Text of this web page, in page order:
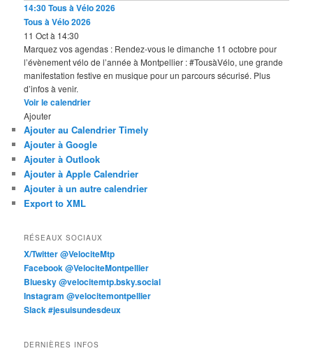
14:30Tous à Vélo 2026
Tous à Vélo 2026
11 Oct à 14:30
Marquez vos agendas : Rendez-vous le dimanche 11 octobre pour
l’évènement vélo de l’année à Montpellier : #TousàVélo, une grande
manifestation festive en musique pour un parcours sécurisé. Plus
d’infos à venir.
Voir le calendrier
Ajouter
Ajouter au Calendrier Timely
Ajouter à Google
Ajouter à Outlook
Ajouter à Apple Calendrier
Ajouter à un autre calendrier
Export to XML
RÉSEAUX SOCIAUX
X/Twitter @VelociteMtp
Facebook @VelociteMontpellier
Bluesky @velocitemtp.bsky.social
Instagram @velocitemontpellier
Slack #jesuisundesdeux
DERNIÈRES INFOS